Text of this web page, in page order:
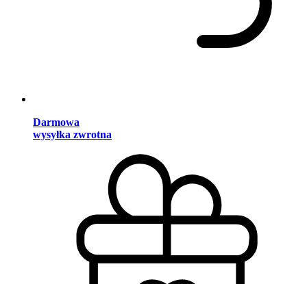
Darmowa
wysyłka zwrotna